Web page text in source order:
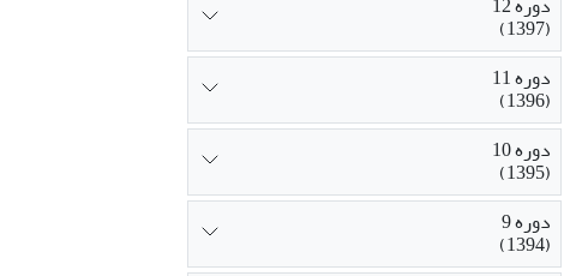
(1397)
دوره 11
(1396)
دوره 10
(1395)
دوره 9
(1394)